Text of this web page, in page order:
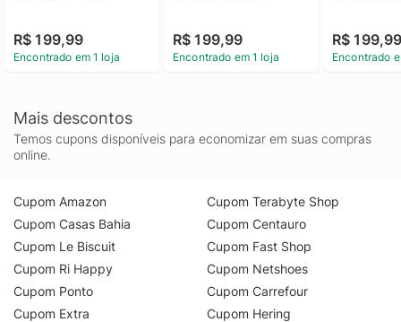
R$ 199,99
Encontrado em 1 loja
R$ 199,99
Encontrado em 1 loja
R$
Encontrado
Mais descontos
Temos cupons disponíveis para economizar em suas compras
online.
Cupom Amazon
Cupom Casas Bahia
Cupom Le Biscuit
Cupom Ri Happy
Cupom Ponto
Cupom Extra
Cupom Terabyte Shop
Cupom Centauro
Cupom Fast Shop
Cupom Netshoes
Cupom Carrefour
Cupom Hering